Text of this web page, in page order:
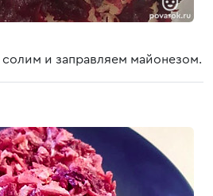
и заправляем майонезом.